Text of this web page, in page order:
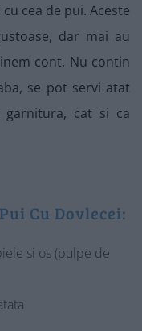
cea de pui. Aceste
dar mai au
cont. Nu contin
se pot servi atat
cat si ca
Cu Dovlecei:
si os (pulpe de